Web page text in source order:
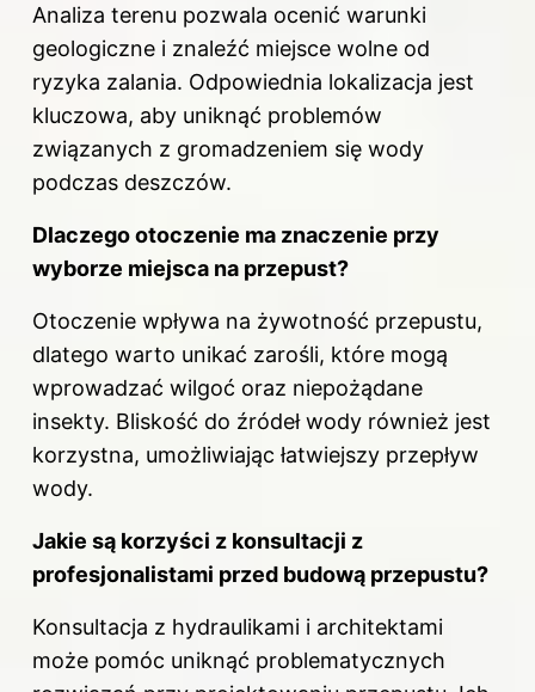
Analiza terenu pozwala ocenić warunki
geologiczne i znaleźć miejsce wolne od
ryzyka zalania. Odpowiednia lokalizacja jest
kluczowa, aby uniknąć problemów
związanych z gromadzeniem się wody
podczas deszczów.
Dlaczego otoczenie ma znaczenie przy
wyborze miejsca na przepust?
Otoczenie wpływa na żywotność przepustu,
dlatego warto unikać zarośli, które mogą
wprowadzać wilgoć oraz niepożądane
insekty. Bliskość do źródeł wody również jest
korzystna, umożliwiając łatwiejszy przepływ
wody.
Jakie są korzyści z konsultacji z
profesjonalistami przed budową przepustu?
Konsultacja z hydraulikami i architektami
może pomóc uniknąć problematycznych